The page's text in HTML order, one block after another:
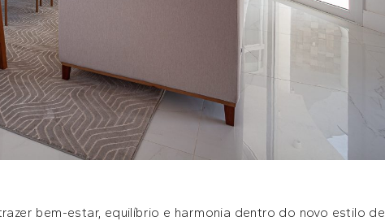
bem-estar, equilíbrio e harmonia dentro do novo estilo de